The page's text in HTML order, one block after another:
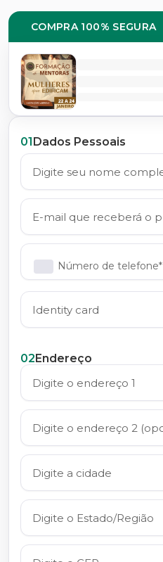
01Dados Pessoais
Número de telefone*
02Endereço
COMPRA 100% SEGURA